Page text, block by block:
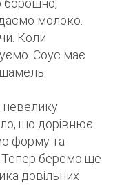
борошно,
молоко.
Коли
Соус має
невелику
що дорівнює
форму та
Тепер беремо ще
довільних